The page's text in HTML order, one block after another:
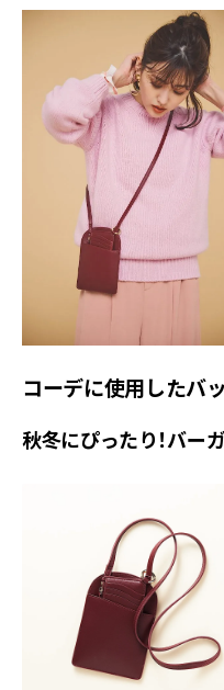
コーデに使用したバ
秋冬にぴったり！バー